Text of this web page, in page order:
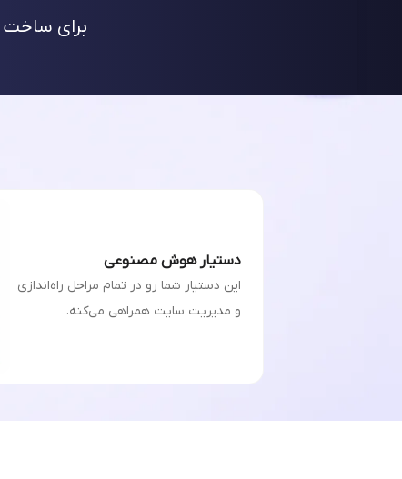
برای ساخت
دستیار هوش مصنوعی
این دستیار شما رو در تمام مراحل راه‌اندازی
و مدیریت سایت همراهی می‌کنه.